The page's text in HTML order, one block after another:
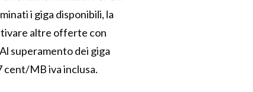
i giga disponibili, la
altre offerte con
superamento dei giga
cent/MB iva inclusa.